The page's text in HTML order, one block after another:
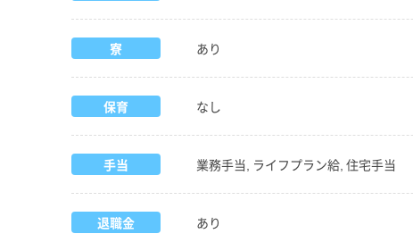
寮 あり
保育 なし
手当 業務手当, ライフプラン給, 住宅手当
退職金 あり